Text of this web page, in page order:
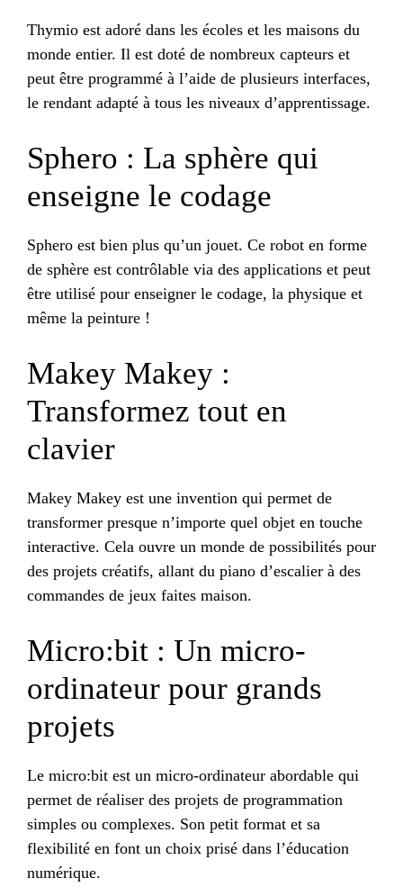
Thymio est adoré dans les écoles et les maisons du
monde entier. Il est doté de nombreux capteurs et
peut être programmé à l’aide de plusieurs interfaces,
le rendant adapté à tous les niveaux d’apprentissage.
Sphero : La sphère qui
enseigne le codage
Sphero est bien plus qu’un jouet. Ce robot en forme
de sphère est contrôlable via des applications et peut
être utilisé pour enseigner le codage, la physique et
même la peinture !
Makey Makey :
Transformez tout en
clavier
Makey Makey est une invention qui permet de
transformer presque n’importe quel objet en touche
interactive. Cela ouvre un monde de possibilités pour
des projets créatifs, allant du piano d’escalier à des
commandes de jeux faites maison.
Micro:bit : Un micro-
ordinateur pour grands
projets
Le micro:bit est un micro-ordinateur abordable qui
permet de réaliser des projets de programmation
simples ou complexes. Son petit format et sa
flexibilité en font un choix prisé dans l’éducation
numérique.